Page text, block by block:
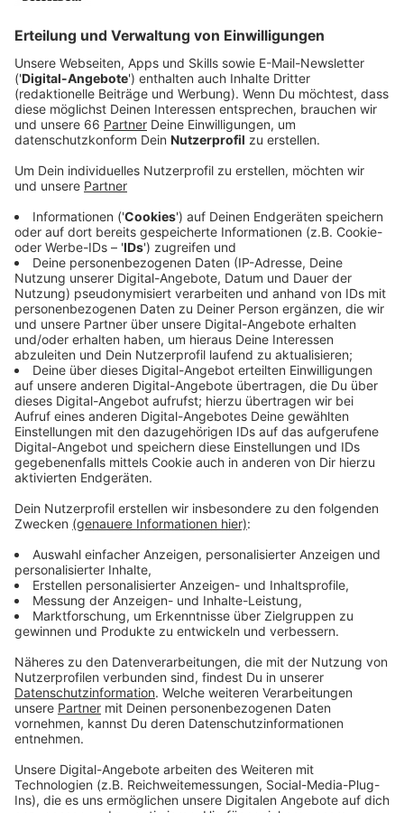
die Pläne gestern im Gespräch mit der Rheinischen
Post kritisiert. Darauf haben jetzt die Jungen
Liberalen reagiert.
Veröffentlicht:Mittwoch, 21.08.2024 05:35
Anzeige
Schon länger ist bekannt, dass OB Keller die E-Roller
gerne strenger regulieren möchte. Jetzt hat er die
Pläne des Verkehrsministeriums unter anderem dafür
kritisiert, dass sie für mehr Arbeit in den Kommunen
sorgen würden. Laut dem Entwurf dürfte man mit E-
Scootern in Fußgängerzonen fahren, wenn dort auch
Räder erlaubt sind. Kommunen können das im Einzelfall
verbieten. Allerdings müssten sie dafür alle Zonen
einzeln checken.
Anzeige
Jungen Liberalen heben Vorteile von E-
Scootern hervor
Anzeige
Die Jungen Liberalen kontern die E-Scooter-Kritik von
Keller jetzt. In ihrem Statement heben sie unter
anderem hervor, dass junge Menschen die Roller gerne
Weiter heißt es, dass Keller mit seiner Andeutung,
Düsseldorf solle E-Scooter frei werden, den
Wahlkampf eröffne und dabei "Alt" gegen "Jung"
ausspiele.
Anzeige